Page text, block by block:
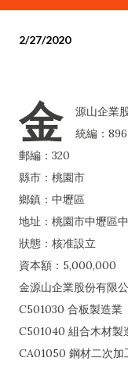
2/27/2020
金
源山企業
統編：
郵編：320
縣市：桃園市
鄉鎮：中壢區
地址：桃園市中壢區
狀態：核准設立
資本額：5,000,000
金源山企業股份有限
C501030 合板製造業
C501040 組合木材製
CA01050 鋼材二次加